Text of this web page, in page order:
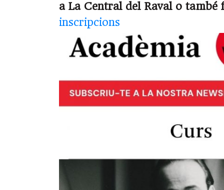
a La Central del Raval o
inscripcions